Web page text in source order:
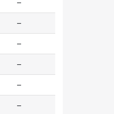
--
--
--
--
--
--